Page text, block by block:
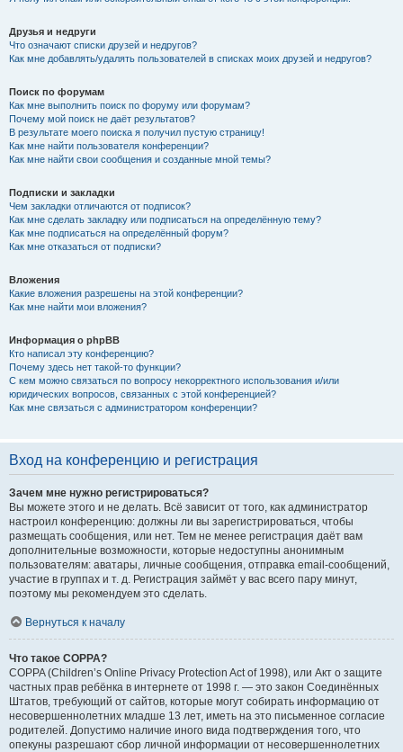
Друзья и недруги
Что означают списки друзей и недругов?
Как мне добавлять/удалять пользователей в списках моих друзей и недругов?
Поиск по форумам
Как мне выполнить поиск по форуму или форумам?
Почему мой поиск не даёт результатов?
В результате моего поиска я получил пустую страницу!
Как мне найти пользователя конференции?
Как мне найти свои сообщения и созданные мной темы?
Подписки и закладки
Чем закладки отличаются от подписок?
Как мне сделать закладку или подписаться на определённую тему?
Как мне подписаться на определённый форум?
Как мне отказаться от подписки?
Вложения
Какие вложения разрешены на этой конференции?
Как мне найти мои вложения?
Информация о phpBB
Кто написал эту конференцию?
Почему здесь нет такой-то функции?
С кем можно связаться по вопросу некорректного использования и/или
юридических вопросов, связанных с этой конференцией?
Как мне связаться с администратором конференции?
Вход на конференцию и регистрация
Зачем мне нужно регистрироваться?
Вы можете этого и не делать. Всё зависит от того, как администратор
настроил конференцию: должны ли вы зарегистрироваться, чтобы
размещать сообщения, или нет. Тем не менее регистрация даёт вам
дополнительные возможности, которые недоступны анонимным
пользователям: аватары, личные сообщения, отправка email-сообщений,
участие в группах и т. д. Регистрация займёт у вас всего пару минут,
поэтому мы рекомендуем это сделать.
Вернуться к началу
Что такое COPPA?
COPPA (Children’s Online Privacy Protection Act of 1998), или Акт о защите
частных прав ребёнка в интернете от 1998 г. — это закон Соединённых
Штатов, требующий от сайтов, которые могут собирать информацию от
несовершеннолетних младше 13 лет, иметь на это письменное согласие
родителей. Допустимо наличие иного вида подтверждения того, что
опекуны разрешают сбор личной информации от несовершеннолетних